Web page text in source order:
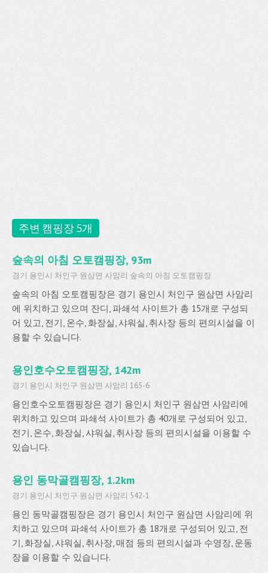
주변 캠핑장 5개
숲속의 아침 오토캠핑장, 93m
경기 용인시 처인구 원삼면 사암리 숲속의 아침 오토캠핑장
숲속의 아침 오토캠핑장은 경기 용인시 처인구 원삼면 사암리
에 위치하고 있으며 잔디, 파쇄석 사이트가 총 15개로 구성되
어 있고, 전기, 온수, 화장실, 샤워실, 취사장 등의 편의시설을 이
용할 수 있습니다.
용인호수오토캠핑장, 142m
경기 용인시 처인구 원삼면 사암리 165-6
용인호수오토캠핑장은 경기 용인시 처인구 원삼면 사암리에
위치하고 있으며 파쇄석 사이트가 총 40개로 구성되어 있고,
전기, 온수, 화장실, 샤워실, 취사장 등의 편의시설을 이용할 수
있습니다.
용인 동막골캠핑장, 1.2km
경기 용인시 처인구 원삼면 사암리 542-1
용인 동막골캠핑장은 경기 용인시 처인구 원삼면 사암리에 위
치하고 있으며 파쇄석 사이트가 총 18개로 구성되어 있고, 전
기, 화장실, 샤워실, 취사장, 매점 등의 편의시설과 수영장, 운동
장을 이용할 수 있습니다.